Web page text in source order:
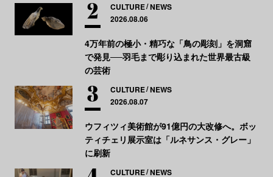
CULTURE NEWS
2026.08.06
4万年前の極小・精巧な「鳥の彫刻」を洞窟
で発見──羽毛まで彫り込まれた世界最古級
の芸術
CULTURE NEWS
2026.08.07
ウフィツィ美術館が91億円の大改修へ。ボッ
ティチェリ展示室は「ルネサンス・グレー」
に刷新
CULTURE NEWS